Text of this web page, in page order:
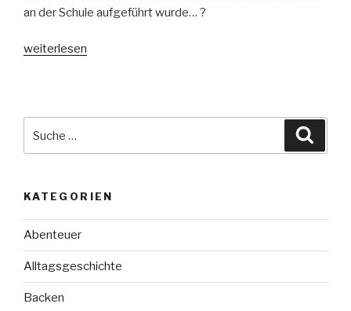
an der Schule aufgeführt wurde… ?
„Vom
bellt
es
Eine
Weihnachtsgeschichte
in
24
Kapiteln“
weiterlesen
nach:
KATEGORIEN
Abenteuer
Alltagsgeschichte
Backen